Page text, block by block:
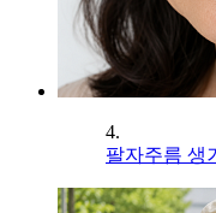
4.
팔자주름 생